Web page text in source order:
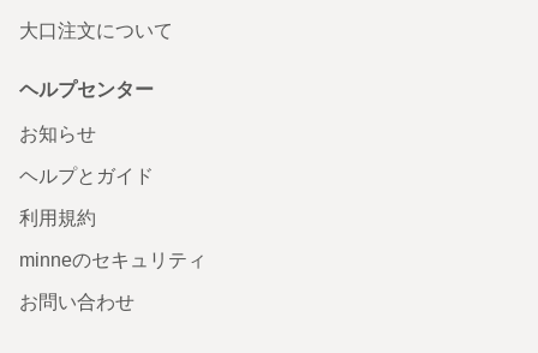
大口注文について
ヘルプセンター
お知らせ
ヘルプとガイド
利用規約
minneのセキュリティ
お問い合わせ